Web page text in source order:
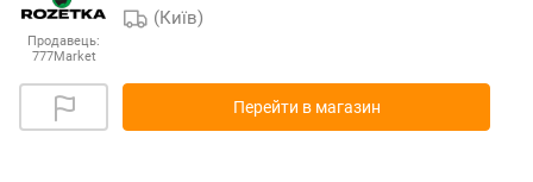
Продавець:
777Market
(Київ)
Перейти в магазин